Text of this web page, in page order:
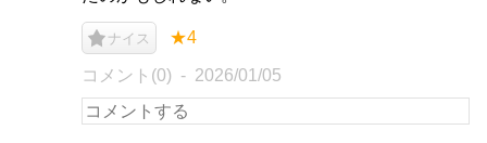
ナイス ★4
コメント(0) 2026/01/05